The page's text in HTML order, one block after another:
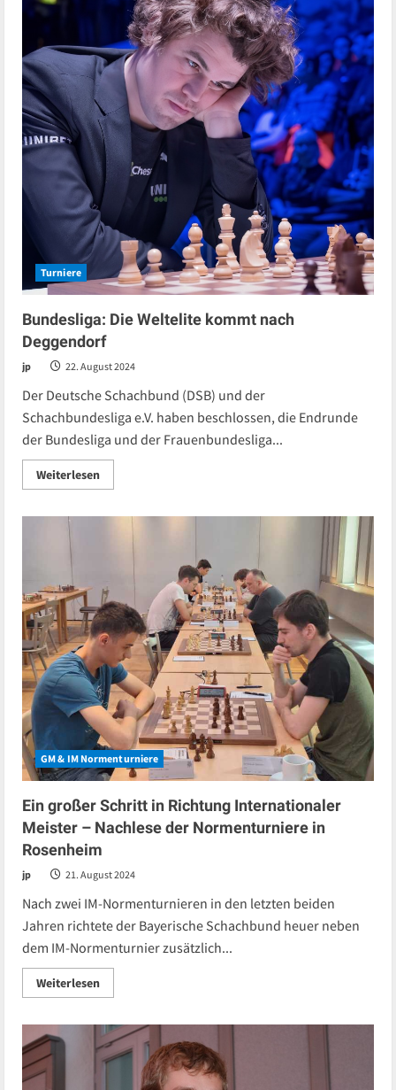
Turniere
Bundesliga: Die Weltelite kommt nach
Deggendorf
jp 22. August 2024
Der Deutsche Schachbund (DSB) und der
Schachbundesliga e.V. haben beschlossen, die Endrunde
der Bundesliga und der Frauenbundesliga...
WeiterlesenRead
more
Weltelite
GM & IM Normenturniere
Ein großer Schritt in Richtung Internationaler
Meister – Nachlese der Normenturniere in
Rosenheim
jp 21. August 2024
Nach zwei IM-Normenturnieren in den letzten beiden
Jahren richtete der Bayerische Schachbund heuer neben
dem IM-Normenturnier zusätzlich...
WeiterlesenRead
more
großer
Schritt
in
Richtung
Internationaler